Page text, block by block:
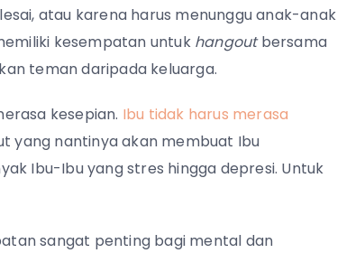
atau karena harus menunggu anak-anak
kesempatan untuk hangoutbersama
teman daripada keluarga.
kesepian. Ibu tidak harus merasa
yang nantinya akan membuat Ibu
Ibu-Ibu yang stres hingga depresi. Untuk
sangat penting bagi mental dan